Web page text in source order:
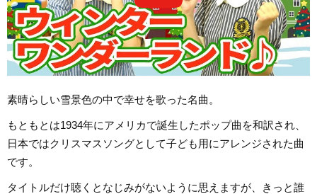
素晴らしい雪景色の中で幸せを歌った名曲。
もともとは1934年にアメリカで誕生したポップ曲を和訳され、
日本ではクリスマスソングとして子ども用にアレンジされた曲
です。
タイトルだけ聴くとなじみがないように思えますが、きっと誰